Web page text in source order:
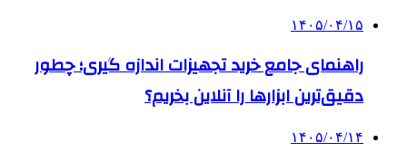
۱۴۰۵/۰۴/۱۵
راهنمای جامع خرید تجهیزات اندازه گیری؛ چطور
دقیق‌ترین ابزارها را آنلاین بخریم؟
۱۴۰۵/۰۴/۱۴